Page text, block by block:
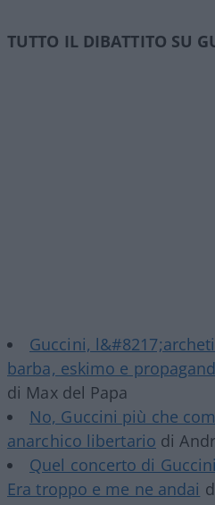
TUTTO IL DIBATTITO SU
Guccini,
barba, eskimo e
di Max del Papa
No, Guccini più che
anarchico libertario di
Quel concerto di
Era troppo e me ne andai